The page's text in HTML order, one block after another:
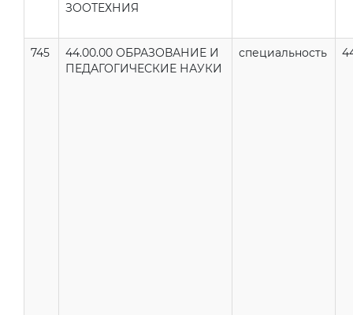
ЗООТЕХНИЯ
745
44.00.00 ОБРАЗОВАНИЕ И
ПЕДАГОГИЧЕСКИЕ НАУКИ
специальность